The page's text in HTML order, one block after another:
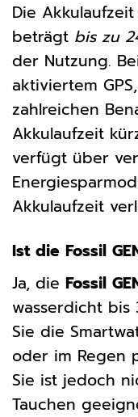
Die
beträgt bis zu
der Nutzung.
aktiviertem
zahlreichen
Akkulaufzeit
verfügt über
Akkulaufzeit
Ist die Fossil
Ja, die Fossil
wasserdicht bis
Sie die
oder im Regen
Sie ist jedoch
Tauchen